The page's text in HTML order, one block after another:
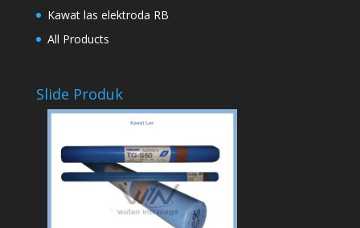
Kawat las elektroda RB
All Products
Slide Produk